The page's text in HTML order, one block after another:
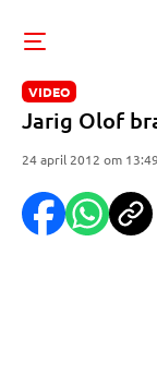
VIDEO
Jarig Olof
24 april 2012 om